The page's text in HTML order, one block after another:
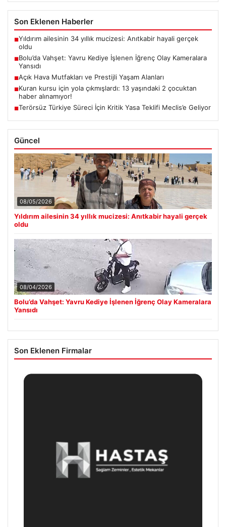
Son Eklenen Haberler
■Yıldırım ailesinin 34 yıllık mucizesi: Anıtkabir hayali gerçek
oldu
■Bolu’da Vahşet: Yavru Kediye İşlenen İğrenç Olay Kameralara
Yansıdı
■Açık Hava Mutfakları ve Prestijli Yaşam Alanları
■Kuran kursu için yola çıkmışlardı: 13 yaşındaki 2 çocuktan
haber alınamıyor!
■Terörsüz Türkiye Süreci İçin Kritik Yasa Teklifi Meclis’e Geliyor
Güncel
08/05/2026
Yıldırım ailesinin 34 yıllık mucizesi: Anıtkabir hayali gerçek
oldu
08/04/2026
Bolu’da Vahşet: Yavru Kediye İşlenen İğrenç Olay Kameralara
Yansıdı
Son Eklenen Firmalar